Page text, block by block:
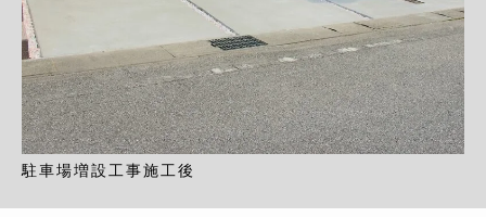
駐車場増設工事施工後